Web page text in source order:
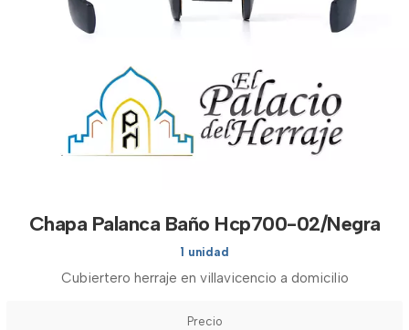
Chapa Palanca Baño Hcp700-02/Negra
1 unidad
Cubiertero herraje en villavicencio a domicilio
Precio